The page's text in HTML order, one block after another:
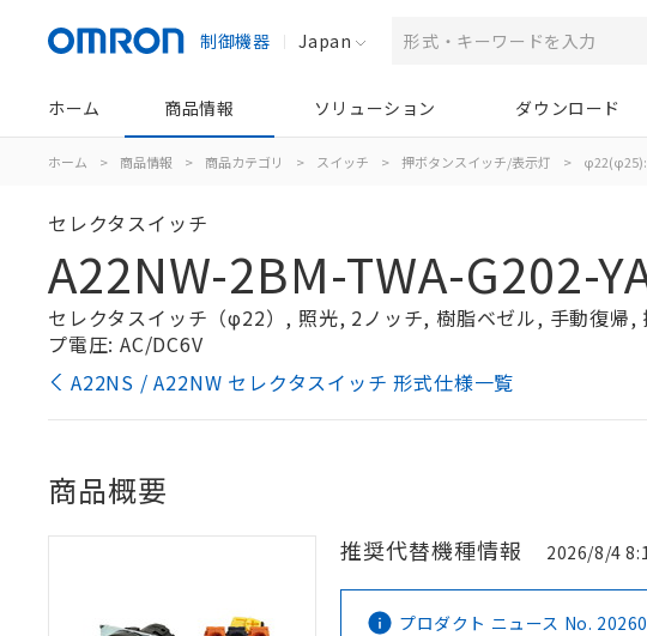
制御機器 Japan
ホーム 商品情報 ソリューション ダウンロード
ホーム > 商品情報 > 商品カテゴリ > スイッチ > 押ボタンスイッチ/表示灯 > φ22(φ25):
セレクタスイッチ
A22NW-2BM-TWA-G202-
セレクタスイッチ（φ22）, 照光, 2ノッチ, 樹脂ベゼル, 手動復
プ電圧: AC/DC6V
A22NS / A22NW セレクタスイッチ 形式仕様一覧
商品概要
推奨代替機種情報 2026/8/4
プロダクト ニュース No.